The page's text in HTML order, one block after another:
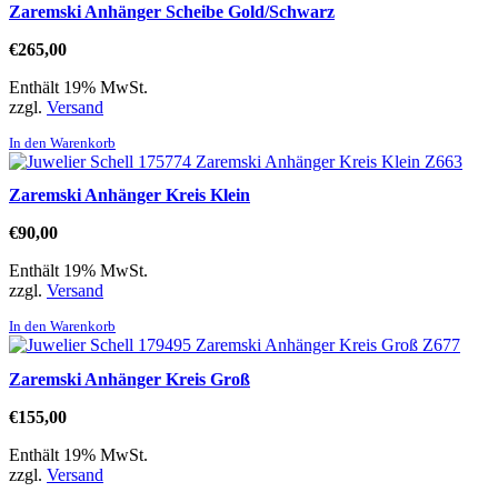
Zaremski Anhänger Scheibe Gold/Schwarz
€265,00
Enthält 19% MwSt.
zzgl. Versand
In den Warenkorb
Zaremski Anhänger Kreis Klein
€90,00
Enthält 19% MwSt.
zzgl. Versand
In den Warenkorb
Zaremski Anhänger Kreis Groß
€155,00
Enthält 19% MwSt.
zzgl. Versand